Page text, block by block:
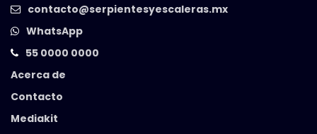
contacto@serpientesyescaleras.mx
WhatsApp
55 0000 0000
Acerca de
Contacto
Mediakit